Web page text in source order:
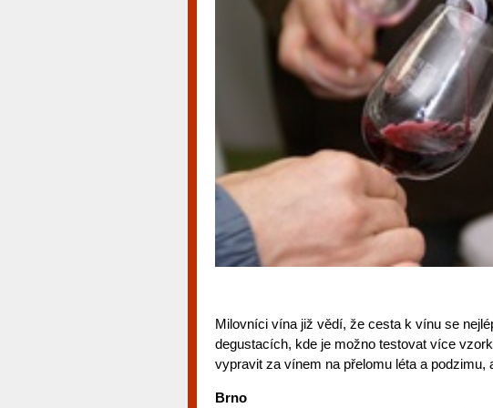
Milovníci vína již vědí, že cesta k vínu se
degustacích, kde je možno testovat více
vypravit za vínem na přelomu léta a
Brno